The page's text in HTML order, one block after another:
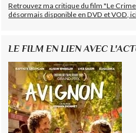
Retrouvez ma critique du film "Le
désormais disponible en DVD et VOD,
LE FILM EN LIEN AVEC